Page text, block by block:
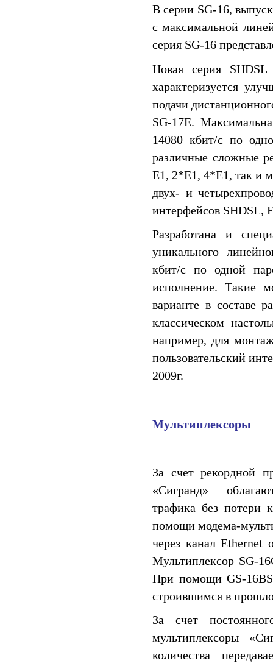
В серии SG-16,
с максимальной
серия SG-16
Новая серия
характеризуется
подачи
SG-17E.
14080 кбит/c по
различные сложные
E1, 2*E1, 4*E1, так и
двух- и
интерфейсов SHDSL,
Разработана и
уникального
кбит/c по одной
исполнение. Такие
варианте в составе
классическом
например, для
пользовательский
2009г.
Мультиплексоры
За счет рекордной
«Сигранд»
трафика без потери
помощи модема-
через канал Ethernet
Мультиплексор SG-
При помощи GS-
строившимся в
За счет
мультиплексоры
количества